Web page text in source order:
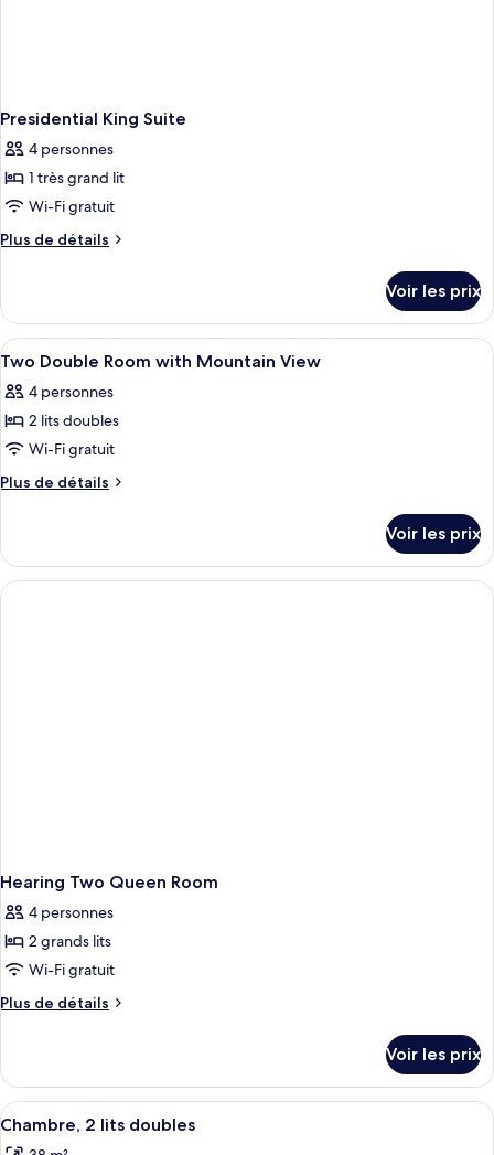
Presidential King Suite
4 personnes
1 très grand lit
Wi-Fi gratuit
Plus de détails
Plus
le
type
de
Presidential
King
Voir les prix
Afficher
toutes
les
photos
pour
ce
chambre :
Two
Double
Télévision de 55 pouces avec chaînes
1
Two Double Room with Mountain View
4 personnes
2 lits doubles
Wi-Fi gratuit
Plus de détails
Plus
le
type
de
Voir les prix
Hearing Two Queen Room
4 personnes
2 grands lits
Wi-Fi gratuit
Plus de détails
Plus
le
type
de
Voir les prix
Afficher
toutes
Une chambre d’hôtel avec deux
6
Chambre, 2 lits doubles